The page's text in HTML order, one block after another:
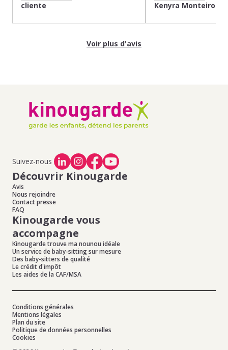
cliente Kenyra Monteiro
Voir plus d'avis
Suivez-nous
Découvrir Kinougarde
Avis
Nous rejoindre
Contact presse
FAQ
Kinougarde vous
accompagne
Kinougarde trouve ma nounou idéale
Un service de baby-sitting sur mesure
Des baby-sitters de qualité
Le crédit d'impôt
Les aides de la CAF/MSA
Conditions générales
Mentions légales
Plan du site
Politique de données personnelles
Cookies